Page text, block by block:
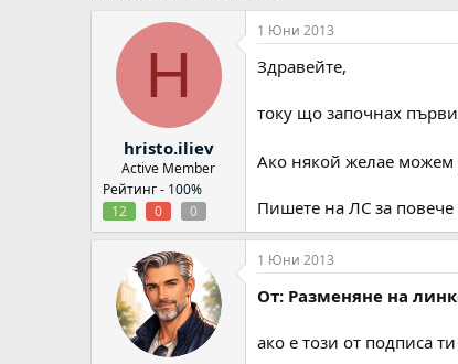
а
а
а
т
H
hristo.iliev
Active Member
Рейтинг - 100%
12
0 0
1 Юни 2013
Здравейте,
току що започнах
Ако някой желае
Пишете на ЛС за
1 Юни 2013
От: Разменяне на
ако е този от подписа